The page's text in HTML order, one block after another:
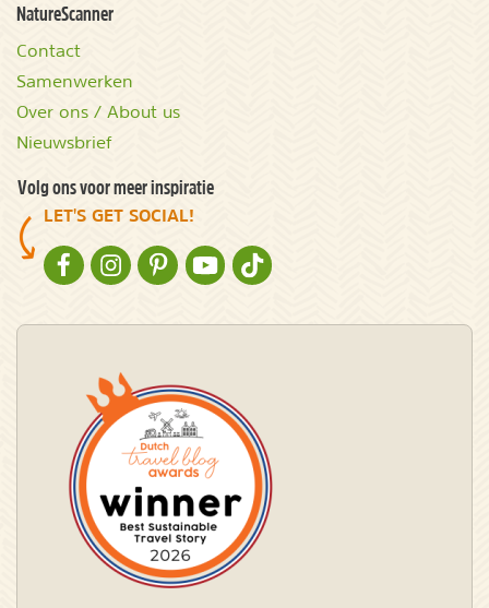
NatureScanner
Contact
Samenwerken
Over ons / About us
Nieuwsbrief
Volg ons voor meer inspiratie
LET'S GET SOCIAL!
NATURESCANNER OP FACEBOOK
NATURESCANNER OP INSTAGRAM
NATURESCANNER OP PINTEREST
NATURESCANNER OP YOUTUBE
NATURESCANNER OP TIKTOK